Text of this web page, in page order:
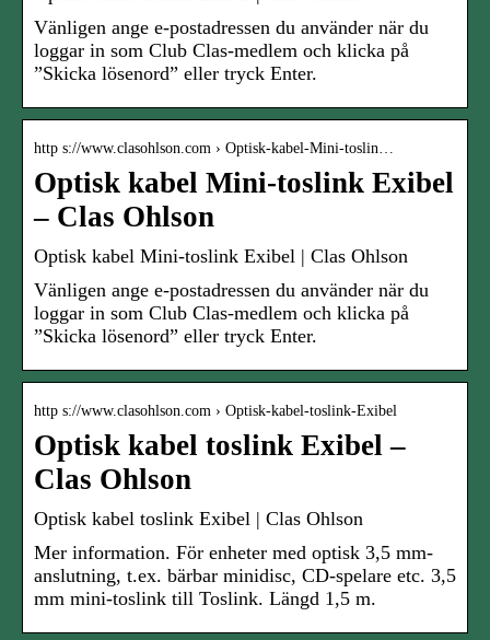
Vänligen ange e-postadressen du använder när du
loggar in som Club Clas-medlem och klicka på
”Skicka lösenord” eller tryck Enter.
http s://www.clasohlson.com › Optisk-kabel-Mini-toslin…
Optisk kabel Mini-toslink Exibel
– Clas Ohlson
Optisk kabel Mini-toslink Exibel | Clas Ohlson
Vänligen ange e-postadressen du använder när du
loggar in som Club Clas-medlem och klicka på
”Skicka lösenord” eller tryck Enter.
http s://www.clasohlson.com › Optisk-kabel-toslink-Exibel
Optisk kabel toslink Exibel –
Clas Ohlson
Optisk kabel toslink Exibel | Clas Ohlson
Mer information. För enheter med optisk 3,5 mm-
anslutning, t.ex. bärbar minidisc, CD-spelare etc. 3,5
mm mini-toslink till Toslink. Längd 1,5 m.